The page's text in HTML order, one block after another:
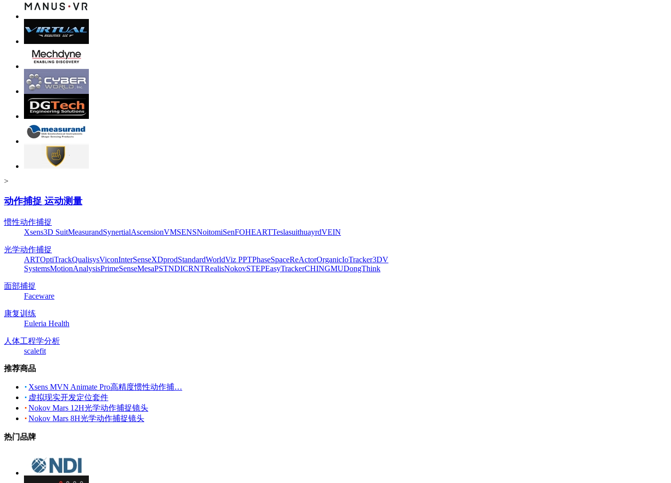
>
动作捕捉 运动测量
惯性动作捕捉
Xsens3D SuitMeasurandSynertialAscensionVMSENSNoitomiSenFOHEARTTeslasuithuayrdVEIN
光学动作捕捉
ARTOptiTrackQualisysViconInterSenseXDprodStandardWorldViz PPTPhaseSpaceReActorOrganicIoTracker3DV
SystemsMotionAnalysisPrimeSenseMesaPSTNDICRNTRealisNokovSTEPEasyTrackerCHINGMUDongThink
面部捕捉
Faceware
康复训练
Euleria Health
人体工程学分析
scalefit
推荐商品
Xsens MVN Animate Pro高精度惯性动作捕…
虚拟现实开发定位套件
Nokov Mars 12H光学动作捕捉镜头
Nokov Mars 8H光学动作捕捉镜头
热门品牌